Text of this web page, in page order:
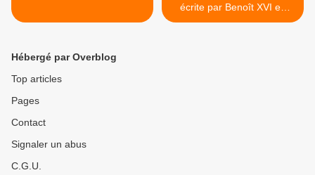
écrite par Benoît XVI en
2008 >
Hébergé par Overblog
Top articles
Pages
Contact
Signaler un abus
C.G.U.